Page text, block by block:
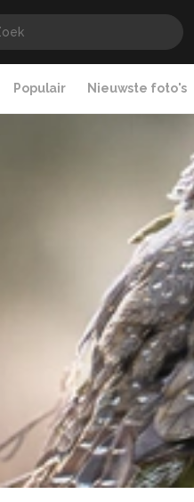
Populair Nieuwste foto's